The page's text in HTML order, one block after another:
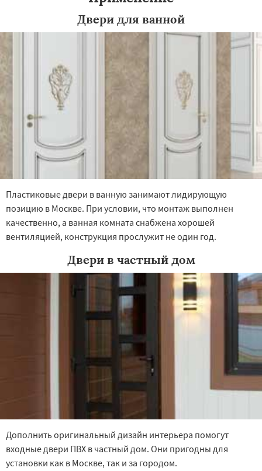
регионам
Белоозерск
Волоколамск
Высоковск Голицыно Дедовск
Дзержинск
Дмитров
Долгопрудный
Домодедово
Дубна
Егорьевск
Жуковский Зарайск Звенигород
Ивантеевка Истра Кашира Клин
Двери для ванной
Пластиковые двери в ванную занимают лидирующую
позицию в Москве. При условии, что монтаж выполнен
качественно, а ванная комната снабжена хорошей
вентиляцией, конструкция прослужит не один год.
Двери в частный дом
Дополнить оригинальный дизайн интерьера помогут
входные двери ПВХ в частный дом. Они пригодны для
установки как в Москве, так и за городом.
УЗНАТЬ ПОДРОБНЕЕ
Даю согласие на обработку персональных данных